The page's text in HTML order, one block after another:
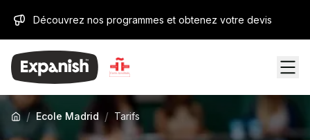
Découvrez nos programmes et obtenez votre devis
/ Ecole Madrid / Tarifs